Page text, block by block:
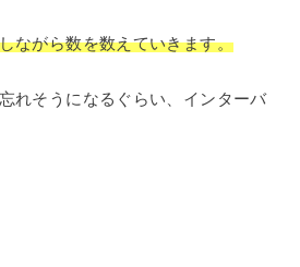
ながら数を数えていきます。
れそうになるぐらい、インターバ